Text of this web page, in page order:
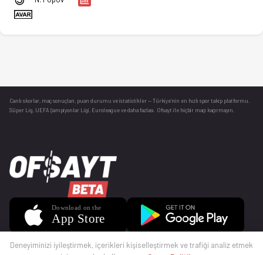
Canlı skorlar , maç sonuçları, puan durumu ve istatistikler — Türkiye’nin en hızlı spor takip platformu.
Süper Lig, UEFA Şampiyonlar Ligi, Euroleague ve daha fazlası. Ofsayt ile hiçbir maçı kaçırmayın.
Deneyiminizi iyileştirmek, içerikleri kişiselleştirmek ve trafiği analiz etmek